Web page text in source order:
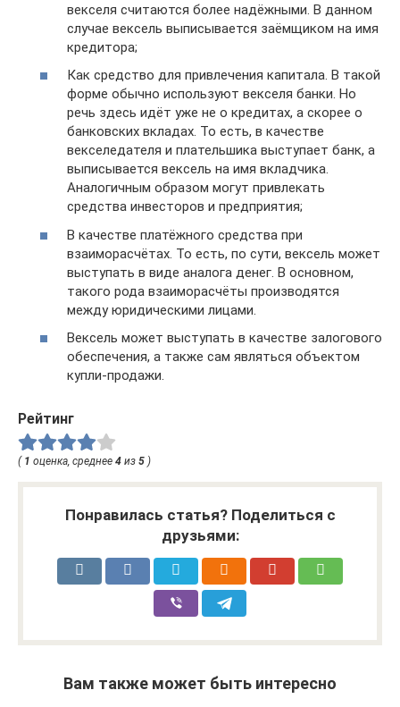
векселя считаются более надёжными. В данном
случае вексель выписывается заёмщиком на имя
кредитора;
Как средство для привлечения капитала. В такой
форме обычно используют векселя банки. Но
речь здесь идёт уже не о кредитах, а скорее о
банковских вкладах. То есть, в качестве
векселедателя и плательшика выступает банк, а
выписывается вексель на имя вкладчика.
Аналогичным образом могут привлекать
средства инвесторов и предприятия;
В качестве платёжного средства при
взаиморасчётах. То есть, по сути, вексель может
выступать в виде аналога денег. В основном,
такого рода взаиморасчёты производятся
между юридическими лицами.
Вексель может выступать в качестве залогового
обеспечения, а также сам являться объектом
купли-продажи.
Рейтинг
( 1 оценка, среднее 4 из 5 )
Понравилась статья? Поделиться с
друзьями:
Вам также может быть интересно